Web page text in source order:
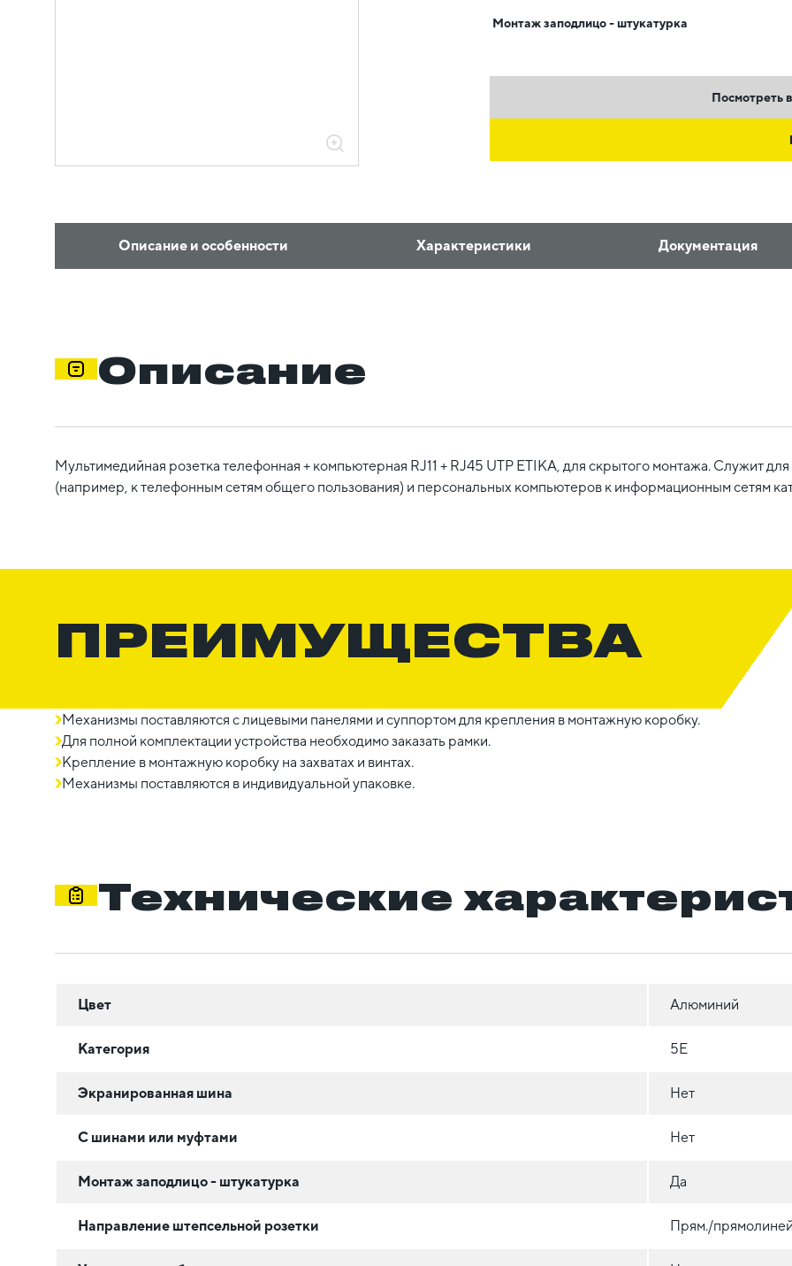
Монтаж заподлицо - штукатурка
Посмотреть
Описание и особенности Характеристики Документация
Описание
Мультимедийная розетка телефонная + компьютерная RJ11 + RJ45 UTP ETIKA, для скрытого монтажа. Служит
(например, к телефонным сетям общего пользования) и персональных компьютеров к информационным сетям
ПРЕИМУЩЕСТВА
Механизмы поставляются с лицевыми панелями и суппортом для крепления в монтажную коробку.
Для полной комплектации устройства необходимо заказать рамки.
Крепление в монтажную коробку на захватах и винтах.
Механизмы поставляются в индивидуальной упаковке.
Технические
Цвет Алюминий
Категория 5E
Экранированная шина Нет
С шинами или муфтами Нет
Монтаж заподлицо - штукатурка Да
Направление штепсельной розетки Прям./